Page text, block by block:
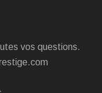
vos questions.